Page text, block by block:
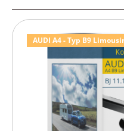
AUDI A4 - Typ B9